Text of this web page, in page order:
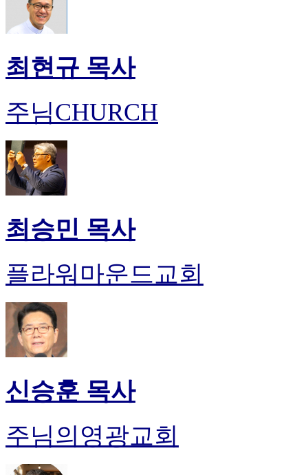
최현규 목사
주님CHURCH
최승민 목사
플라워마운드교회
신승훈 목사
주님의영광교회